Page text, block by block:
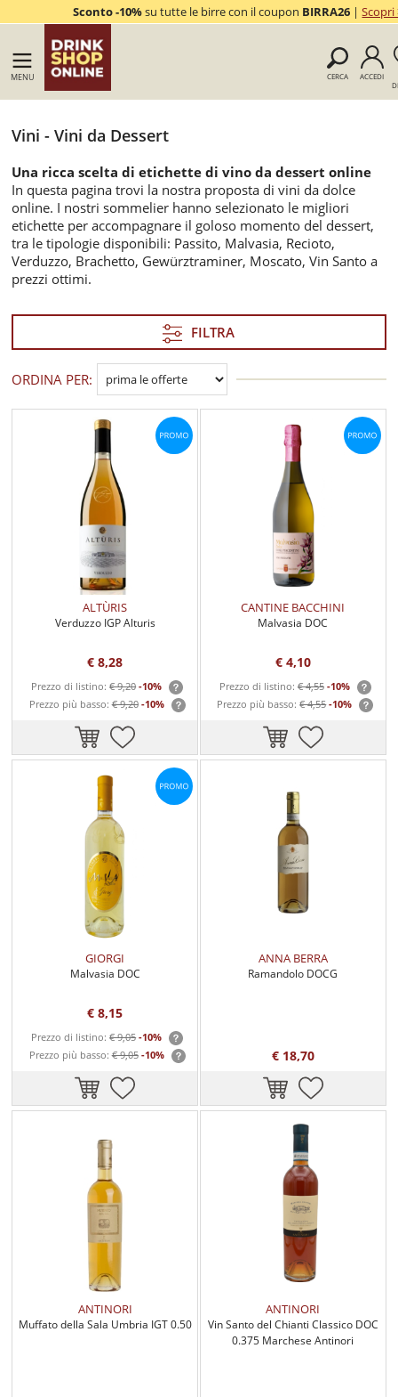
Sconto -10%su tutte le birre con il coupon BIRRA26 |Scopri
MENU CERCA ACCEDI
Vini - Vini da Dessert
Una ricca scelta di etichette di vino da dessert online
In questa pagina trovi la nostra proposta di vini da dolce
online. I nostri sommelier hanno selezionato le migliori
etichette per accompagnare il goloso momento del dessert,
tra le tipologie disponibili: Passito, Malvasia, Recioto,
Verduzzo, Brachetto, Gewürztraminer, Moscato, Vin Santo a
prezzi ottimi.
FILTRA
ORDINA PER:
ALTÙRIS
Verduzzo IGP Alturis
€ 8,28
Prezzo di listino:€ 9,20 -10%
Prezzo più basso:€ 9,20 -10%
CANTINE BACCHINI
Malvasia DOC
€ 4,10
Prezzo di listino:€ 4,55 -10%
Prezzo più basso:€ 4,55 -10%
GIORGI
Malvasia DOC
€ 8,15
Prezzo di listino:€ 9,05 -10%
Prezzo più basso:€ 9,05 -10%
ANNA BERRA
Ramandolo DOCG
€ 18,70
ANTINORI
Muffato della Sala Umbria IGT 0.50
ANTINORI
Vin Santo del Chianti Classico DOC
0.375 Marchese Antinori